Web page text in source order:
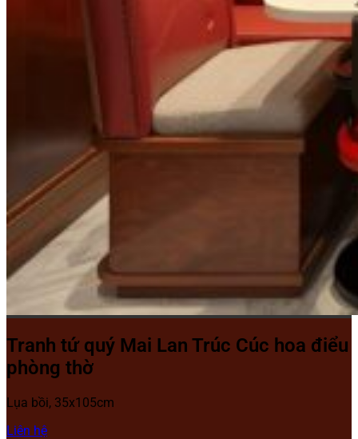
Tranh tứ quý Mai Lan Trúc Cúc hoa điểu
phòng thờ
Lụa bồi, 35x105cm
Liên hệ